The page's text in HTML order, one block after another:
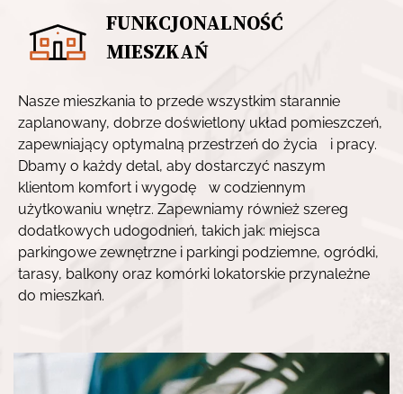
FUNKCJONALNOŚĆ
MIESZKAŃ
Nasze mieszkania to przede wszystkim starannie
zaplanowany, dobrze doświetlony układ pomieszczeń,
zapewniający optymalną przestrzeń do życia i pracy.
Dbamy o każdy detal, aby dostarczyć naszym
klientom komfort i wygodę w codziennym
użytkowaniu wnętrz. Zapewniamy również szereg
dodatkowych udogodnień, takich jak: miejsca
parkingowe zewnętrzne i parkingi podziemne, ogródki,
tarasy, balkony oraz komórki lokatorskie przynależne
do mieszkań.